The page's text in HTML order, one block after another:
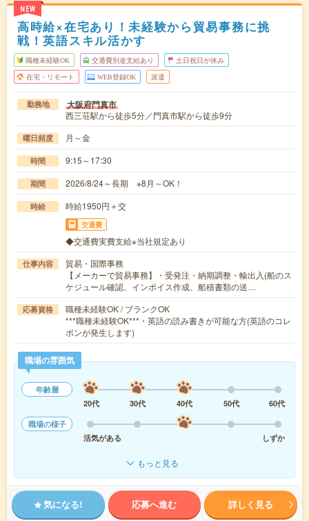
NEW
高時給×在宅あり！未経験から貿易事務に挑
戦！英語スキル活かす
職種未経験OK 交通費別途支給あり 土日祝日が休み
在宅・リモート WEB登録OK 派遣
勤務地 大阪府門真市
西三荘駅から徒歩5分／門真市駅から徒歩9分
曜日頻度 月～金
時間 9:15～17:30
期間 2026/8/24～長期 ※8月～OK！
時給 時給1950円＋交
交通費
◆交通費実費支給※当社規定あり
仕事内容
貿易・国際事務
【メーカーで貿易事務】・受発注・納期調整・輸出入(船のス
ケジュール確認、インボイス作成、船積書類の送…
応募資格
職種未経験OK / ブランクOK
***職種未経験OK***・英語の読み書きが可能な方(英語のコレ
ポンが発生します)
職場の雰囲気
年齢層
20代
30代 40代 50代
60代
職場の様子
活気がある
しずか
もっと見る
気になる! 応募へ進む 詳しく見る